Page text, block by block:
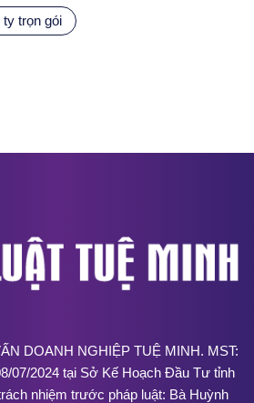
trọn gói
DOANH NGHIỆP TUỆ MINH. MST:
07/2024 tại Sở Kế Hoạch Đầu Tư tỉnh
nhiệm trước pháp luật: Bà Huỳnh